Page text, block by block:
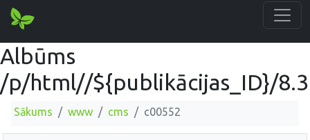
Albūms
/p/html//${publikācijas_ID}/8.3
Sākums www cms c00552